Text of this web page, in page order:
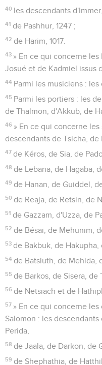
40 les descendants
41 de Pashhur, 1247 ;
42 de Harim, 1017.
43 » En ce qui concerne
Josué et de Kadmiel issus
44 Parmi les musiciens : les
45 Parmi les portiers : les
de Thalmon, d'Akkub, de
46 » En ce qui concerne
descendants de Tsicha, de
47 de Kéros, de Sia, de
48 de Lebana, de Hagaba,
49 de Hanan, de Guiddel,
50 de Reaja, de Retsin, de
51 de Gazzam, d'Uzza, de
52 de Bésaï, de Mehunim,
53 de Bakbuk, de Hakupha,
54 de Batsluth, de Mehida,
55 de Barkos, de Sisera, de
56 de Netsiach et de
57 » En ce qui concerne
Salomon : les
Perida,
58 de Jaala, de Darkon, de
59 de Shephathia, de